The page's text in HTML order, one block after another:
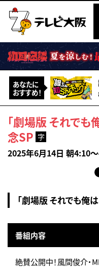
あなたに
おすすめ！
「劇場版 それでも
念SP 字
2025年6月14日 朝4:10
「劇場版 それでも俺
番組内容
絶賛公開中！風間俊介・